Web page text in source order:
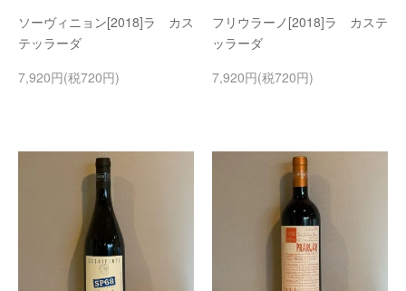
ソーヴィニョン[2018]ラ カス
テッラーダ
7,920円(税720円)
フリウラーノ[2018]ラ カステ
ッラーダ
7,920円(税720円)